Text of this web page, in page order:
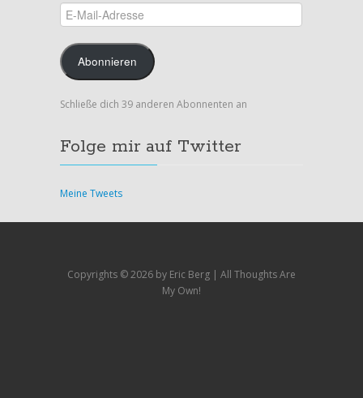
E-
Mail-
Adresse
Abonnieren
Schließe dich 39 anderen Abonnenten an
Folge mir auf Twitter
Meine Tweets
Copyrights ©2026 by Eric Berg | All Thoughts Are
My Own!